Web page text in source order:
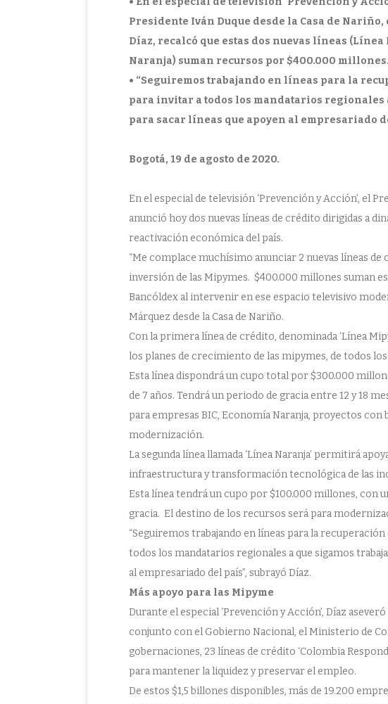
Presidente Iván Duque desde la Casa de
Díaz, recalcó que estas dos nuevas líneas
Naranja) suman recursos por $400.000 millones.
• “Seguiremos trabajando en líneas para la
para invitar a todos los mandatarios regionales
para sacar líneas que apoyen al empresariado
Bogotá, 19 de agosto de 2020.
En el especial de televisión ‘Prevención y Acción’, el
anunció hoy dos nuevas líneas de crédito dirigidas a
reactivación económica del país.
“Me complace muchísimo anunciar 2 nuevas líneas
inversión de las Mipymes. $400.000 millones suman
Bancóldex al intervenir en ese espacio televisivo
Márquez desde la Casa de Nariño.
Con la primera línea de crédito, denominada ‘Línea
los planes de crecimiento de las mipymes, de todos
Esta línea dispondrá un cupo total por $300.000
de 7 años. Tendrá un periodo de gracia entre 12 y 18
para empresas BIC, Economía Naranja, proyectos
modernización.
La segunda línea llamada ‘Línea Naranja’ permitirá
infraestructura y transformación tecnológica de las
Esta línea tendrá un cupo por $100.000 millones, con
gracia. El destino de los recursos será para
“Seguiremos trabajando en líneas para la
todos los mandatarios regionales a que sigamos
al empresariado del país”, subrayó Díaz.
Más apoyo para las Mipyme
Durante el especial ‘Prevención y Acción’, Díaz
conjunto con el Gobierno Nacional, el Ministerio de
gobernaciones, 23 líneas de crédito ‘Colombia
para mantener la liquidez y preservar el empleo.
De estos $1,5 billones disponibles, más de 19.200